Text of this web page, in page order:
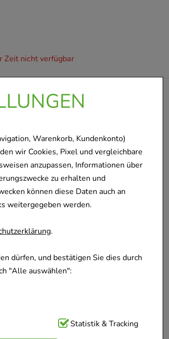
Warenkorb, Kundenkonto)
wir Cookies, Pixel und vergleichbare
anzupassen, Informationen über
zu erhalten und
können diese Daten auch an
weitergegeben werden.
.
dürfen, und bestätigen Sie dies durch
"Alle auswählen":
für die Grundfunktionen unserer
Statistik & Tracking
Zeit nicht verfügbar